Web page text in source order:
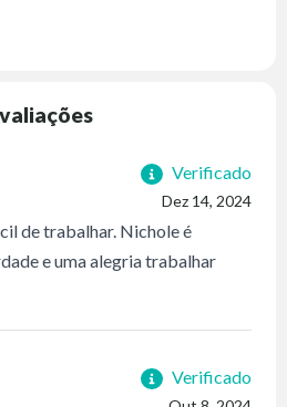
Verificado
Dez 14, 2024
de trabalhar. Nichole é
e uma alegria trabalhar
Verificado